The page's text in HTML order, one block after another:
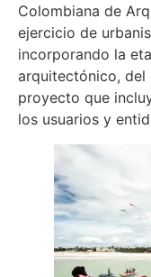
Colombiana de
ejercicio de
incorporando la
arquitectónico, del
proyecto que
los usuarios y